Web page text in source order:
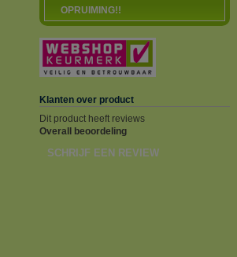
OPRUIMING!!
Klanten over product
Dit product heeft reviews
Overall beoordeling
SCHRIJF EEN REVIEW